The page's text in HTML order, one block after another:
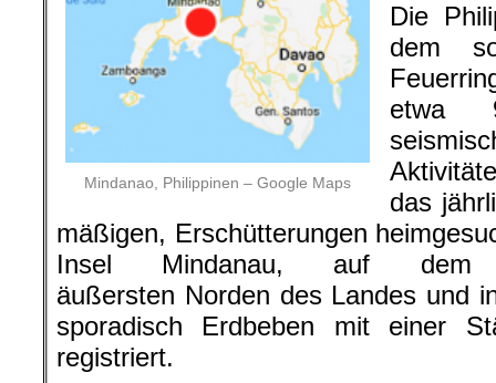
Mindanao, Philippinen – Google Maps
Die
dem
etwa
das
mäßigen, Erschütterungen
Insel Mindanau, auf dem
äußersten Norden des Landes und
sporadisch Erdbeben mit einer
registriert.